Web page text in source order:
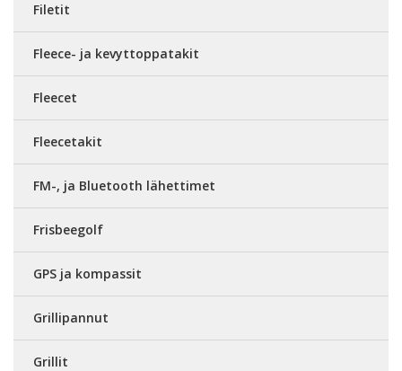
Filetit
Fleece- ja kevyttoppatakit
Fleecet
Fleecetakit
FM-, ja Bluetooth lähettimet
Frisbeegolf
GPS ja kompassit
Grillipannut
Grillit